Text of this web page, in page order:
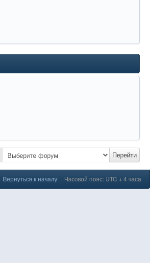
Перейти
Вернуться к началу Часовой пояс: UTC + 4 часа